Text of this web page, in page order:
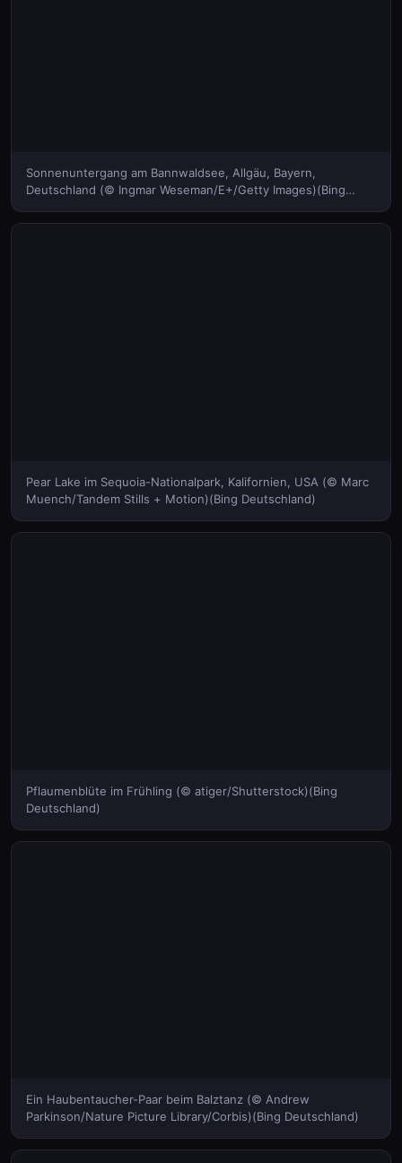
Sonnenuntergang am Bannwaldsee, Allgäu, Bayern,
Deutschland (© Ingmar Weseman/E+/Getty Images)(Bing
Pear Lake im Sequoia-Nationalpark, Kalifornien, USA (© Marc
Muench/Tandem Stills + Motion)(Bing Deutschland)
Pflaumenblüte im Frühling (© atiger/Shutterstock)(Bing
Deutschland)
Ein Haubentaucher-Paar beim Balztanz (© Andrew
Parkinson/Nature Picture Library/Corbis)(Bing Deutschland)